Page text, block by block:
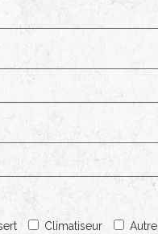
Climatiseur
Autre